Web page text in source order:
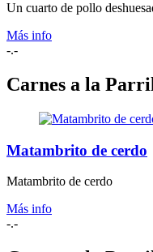
Un cuarto de pollo
Más info
-.-
Carnes a la
Matambrito de cerdo
Matambrito de cerdo
Más info
-.-